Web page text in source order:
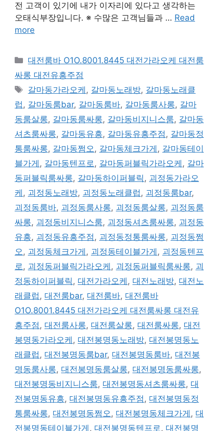
전 고객이 있기에 내가 이자리에 있다고 생각하는
오태식부장입니다. ※ 수많은 고객님들과 … Read
more
카
테
리
대전룸바 O1O.8001.8445 대전가라오케 대전룸
싸롱 대전유흥주점
태
그
갈마동가라오케 , 갈마동노래방, 갈마동노래클
럽, 갈마동룸bar, 갈마동룸바, 갈마동룸사롱, 갈마
동룸살롱, 갈마동룸싸롱, 갈마동비지니스룸, 갈마동
셔츠룸싸롱, 갈마동유흥, 갈마동유흥주점, 갈마동정
통룸싸롱, 갈마동쩜오, 갈마동체크가게 , 갈마동테이
블가게 , 갈마동텐프로, 갈마동퍼블릭가라오케 , 갈마
동퍼블릭룸싸롱, 갈마동하이퍼블릭, 괴정동가라오
케 , 괴정동노래방, 괴정동노래클럽, 괴정동룸bar,
괴정동룸바, 괴정동룸사롱, 괴정동룸살롱, 괴정동룸
싸롱, 괴정동비지니스룸, 괴정동셔츠룸싸롱, 괴정동
유흥, 괴정동유흥주점, 괴정동정통룸싸롱, 괴정동쩜
오, 괴정동체크가게 , 괴정동테이블가게 , 괴정동텐프
로, 괴정동퍼블릭가라오케 , 괴정동퍼블릭룸싸롱, 괴
정동하이퍼블릭, 대전가라오케 , 대전노래방, 대전노
래클럽, 대전룸bar, 대전룸바, 대전룸바
O1O.8001.8445 대전가라오케 대전룸싸롱 대전유
흥주점, 대전룸사롱, 대전룸살롱, 대전룸싸롱, 대전
봉명동가라오케 , 대전봉명동노래방, 대전봉명동노
래클럽, 대전봉명동룸bar, 대전봉명동룸바, 대전봉
명동룸사롱, 대전봉명동룸살롱, 대전봉명동룸싸롱,
대전봉명동비지니스룸, 대전봉명동셔츠룸싸롱, 대
전봉명동유흥, 대전봉명동유흥주점, 대전봉명동정
통룸싸롱, 대전봉명동쩜오, 대전봉명동체크가게 , 대
전봉명동테이블가게 , 대전봉명동텐프로, 대전봉명